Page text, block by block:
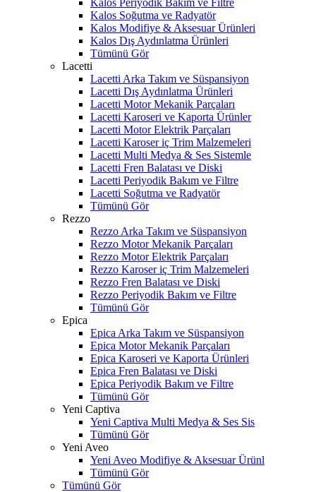
Kalos Periyodik Bakım ve Filtre
Kalos Soğutma ve Radyatör
Kalos Modifiye & Aksesuar Ürünleri
Kalos Dış Aydınlatma Ürünleri
Tümünü Gör
Lacetti
Lacetti Arka Takım ve Süspansiyon
Lacetti Dış Aydınlatma Ürünleri
Lacetti Motor Mekanik Parçaları
Lacetti Karoseri ve Kaporta Ürünler
Lacetti Motor Elektrik Parçaları
Lacetti Karoser iç Trim Malzemeleri
Lacetti Multi Medya & Ses Sistemle
Lacetti Fren Balatası ve Diski
Lacetti Periyodik Bakım ve Filtre
Lacetti Soğutma ve Radyatör
Tümünü Gör
Rezzo
Rezzo Arka Takım ve Süspansiyon
Rezzo Motor Mekanik Parçaları
Rezzo Motor Elektrik Parçaları
Rezzo Karoser iç Trim Malzemeleri
Rezzo Fren Balatası ve Diski
Rezzo Periyodik Bakım ve Filtre
Tümünü Gör
Epica
Epica Arka Takım ve Süspansiyon
Epica Motor Mekanik Parçaları
Epica Karoseri ve Kaporta Ürünleri
Epica Fren Balatası ve Diski
Epica Periyodik Bakım ve Filtre
Tümünü Gör
Yeni Captiva
Yeni Captiva Multi Medya & Ses Sis
Tümünü Gör
Yeni Aveo
Yeni Aveo Modifiye & Aksesuar Ürünl
Tümünü Gör
Tümünü Gör